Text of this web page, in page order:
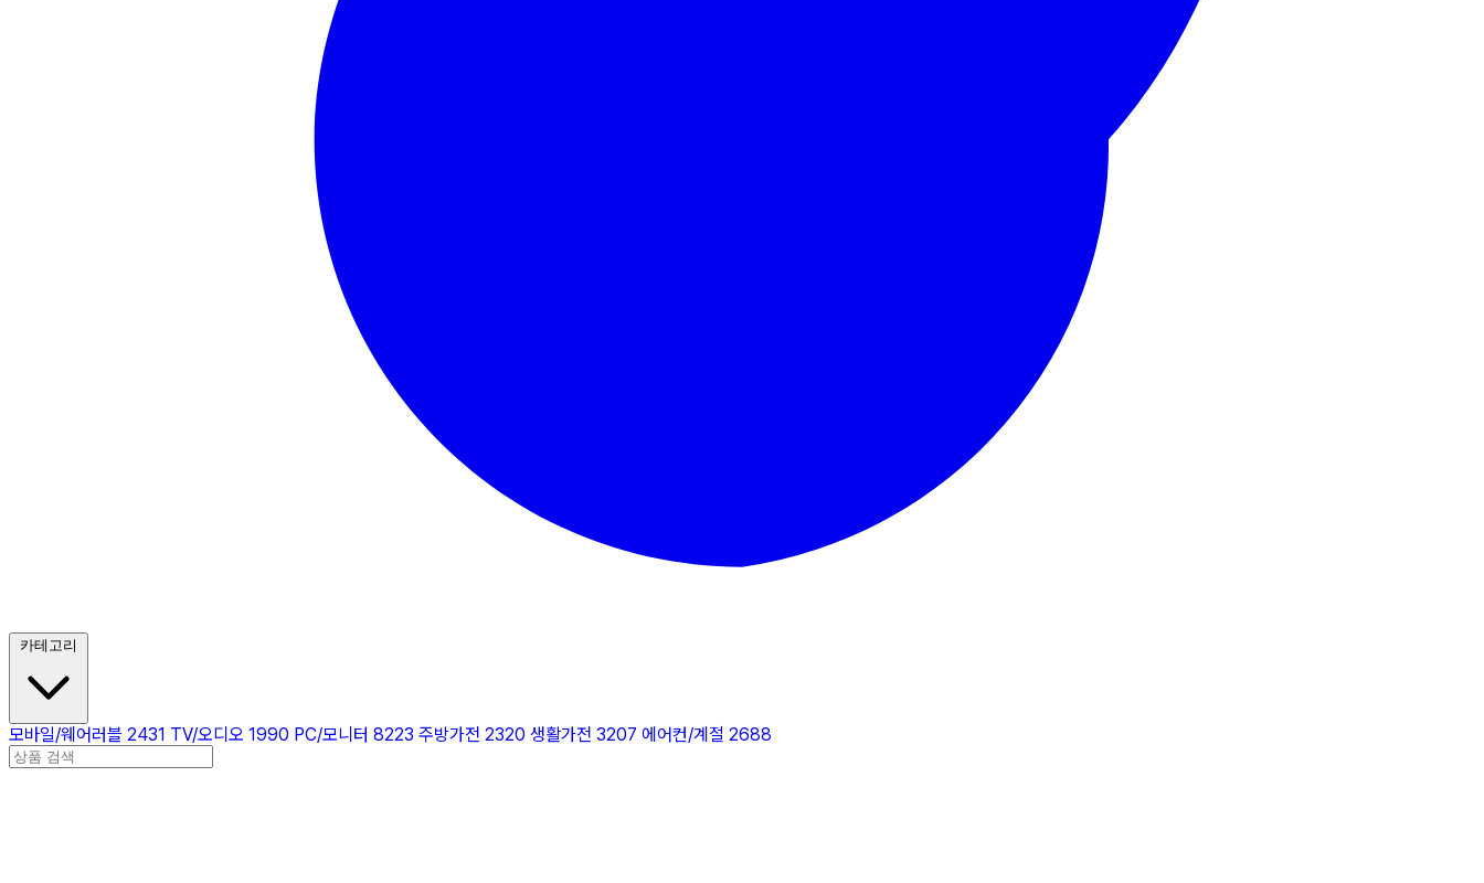
카테고리
모바일/웨어러블 2431 TV/오디오 1990 PC/모니터 8223 주방가전 2320 생활가전 3207 에어컨/계절 2688